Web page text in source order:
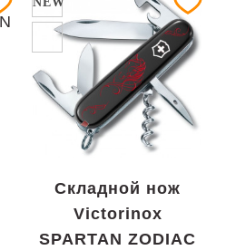
Складной нож
Victorinox
SPARTAN ZODIAC